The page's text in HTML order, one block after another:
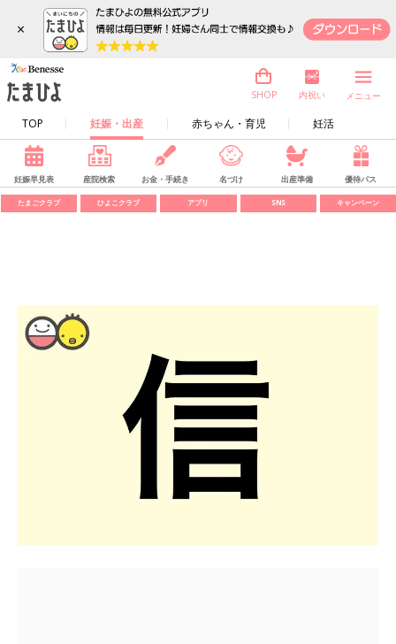
×
TOP 妊娠・出産 赤ちゃん・育児 妊活
SHOP 内祝い メニュー
妊娠早見表 産院検索 お金・手続き 名づけ 出産準備 優待パス
たまごクラブ ひよこクラブ アプリ SNS キャンペーン